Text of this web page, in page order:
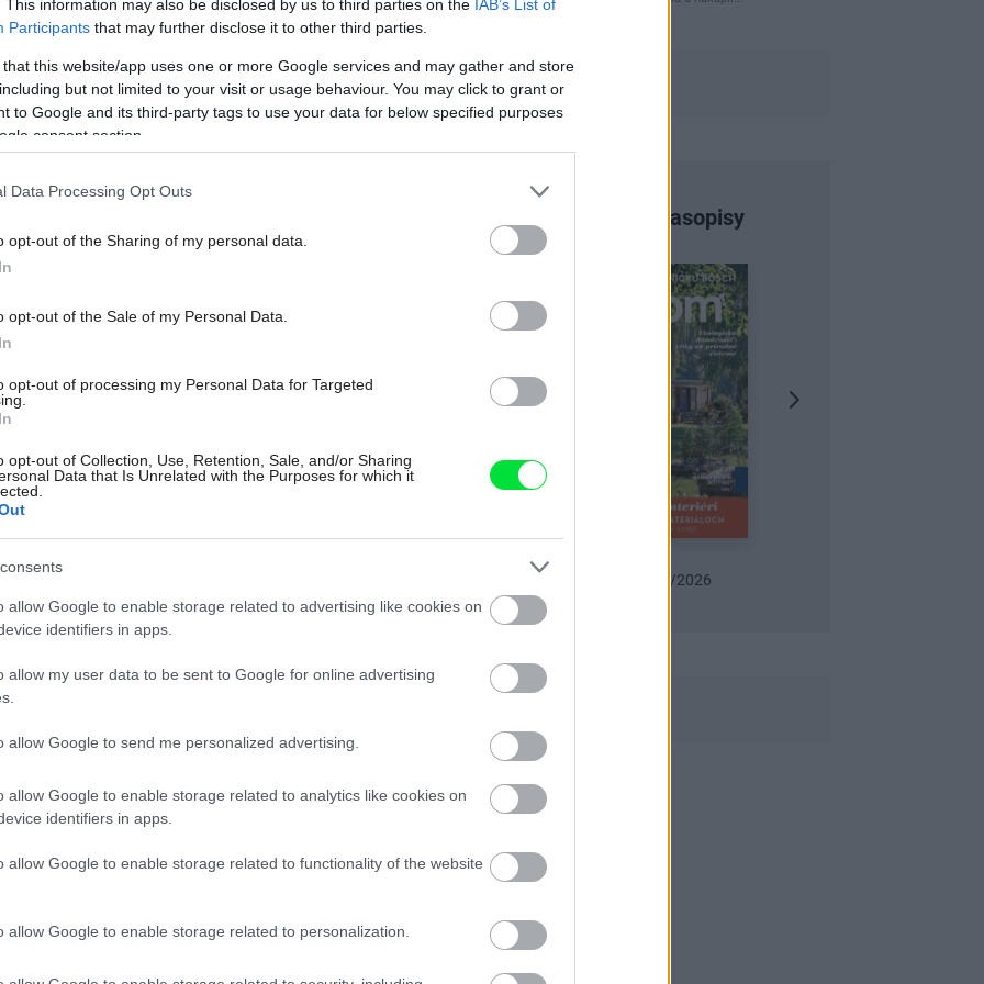
This information may also be disclosed by us to third parties on the IAB’s List of
Participants that may further disclose it to other third parties.
that this website/app uses one or more Google services and may gather and store
but not limited to your visit or usage behaviour. You may click to grant or
to Google and its third-party tags to use your data for below specified purposes
consent section.
Data Processing Opt Outs
opt-out of the Sharing of my personal data.
opt-out of the Sale of my Personal Data.
opt-out of processing my Personal Data for Targeted
opt-out of Collection, Use, Retention, Sale, and/or Sharing
Data that Is Unrelated with the Purposes for which it
allow Google to enable storage related to advertising like cookies on
identifiers in apps.
allow my user data to be sent to Google for online advertising
allow Google to send me personalized advertising.
allow Google to enable storage related to analytics like cookies on
identifiers in apps.
allow Google to enable storage related to functionality of the website
allow Google to enable storage related to personalization.
izbách podporiť
či pokoj? Siahnite
kombináciách
skutočne fungovať?
reakcii mozgu na vizuálne vnemy, pri
Samozrejme, každý vníma
štúdie potvrdzujú, že príjemné
vplyv na naše pocity a psychiku.
aktuálnym trendom, má aj pevné
reaguje na svet okolo nás.
Najnovšie časopisy
Urob si sám 6/2026